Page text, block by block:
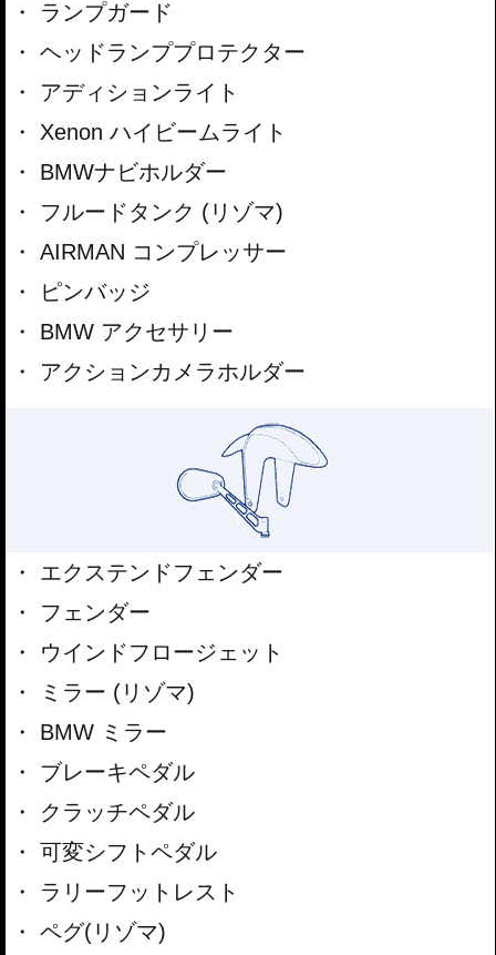
ランプガード
ヘッドランププロテクター
アディションライト
Xenon ハイビームライト
BMWナビホルダー
フルードタンク (リゾマ)
AIRMAN コンプレッサー
ピンバッジ
BMW アクセサリー
アクションカメラホルダー
エクステンドフェンダー
フェンダー
ウインドフロージェット
ミラー (リゾマ)
BMW ミラー
ブレーキペダル
クラッチペダル
可変シフトペダル
ラリーフットレスト
ペグ(リゾマ)